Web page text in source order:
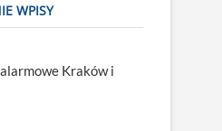
WPISY
Kraków i